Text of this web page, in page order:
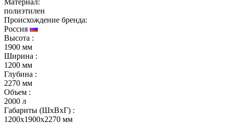
полиэтилен
Происхождение бренда:
Россия
Высота :
1900 мм
Ширина :
1200 мм
Глубина :
2270 мм
Объем :
2000 л
Габариты (ШxВxГ) :
1200x1900x2270 мм